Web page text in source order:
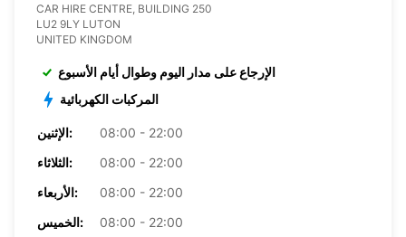
CAR HIRE CENTRE, BUILDING 250
LU2 9LY LUTON
UNITED KINGDOM
الإرجاع على مدار اليوم وطوال أيام الأسبوع
المركبات الكهربائية
الإثنين:
08:00 - 22:00
الثلاثاء:
08:00 - 22:00
الأربعاء:
08:00 - 22:00
الخميس:
08:00 - 22:00